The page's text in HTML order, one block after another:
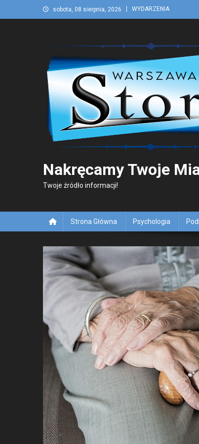
to
sobota, 08 sierpnia, 2026 WYDARZENIA
Nakręcamy Twoje
Twoje źródło informacji!
Strona Główna Psychologia